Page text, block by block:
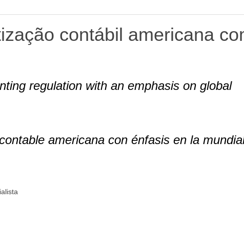
contábil americana
regulation with an emphasis on global
americana con énfasis en la